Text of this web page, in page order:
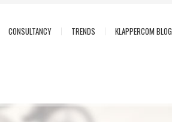
CONSULTANCY TRENDS KLAPPERCOM BLOG